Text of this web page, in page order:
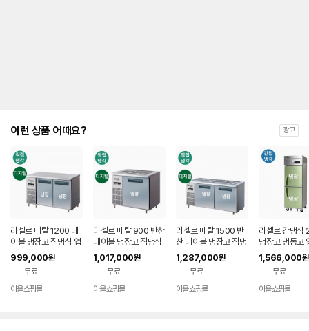
이런 상품 어때요? 광고
라셀르 메탈 1200 테
이블 냉장고 직냉식 업
소용 식당 카페 프랜차
이즈 LMTD-1220R
999,000원
무료
이을쇼핑몰
라셀르 메탈 900 반찬
테이블 냉장고 직냉식
업소용 식당 카페 LM
BD-910R
1,017,000원
무료
이을쇼핑몰
라셀르 메탈 1500 반
찬 테이블 냉장고 직냉
식 업소용 식당 카페 L
MBD-1520R
1,287,000원
무료
이을쇼핑몰
라셀르 간냉식
냉장고 냉동고
카페 프랜차이
냉장2(우도어)
1,566,000원
무료
이을쇼핑몰